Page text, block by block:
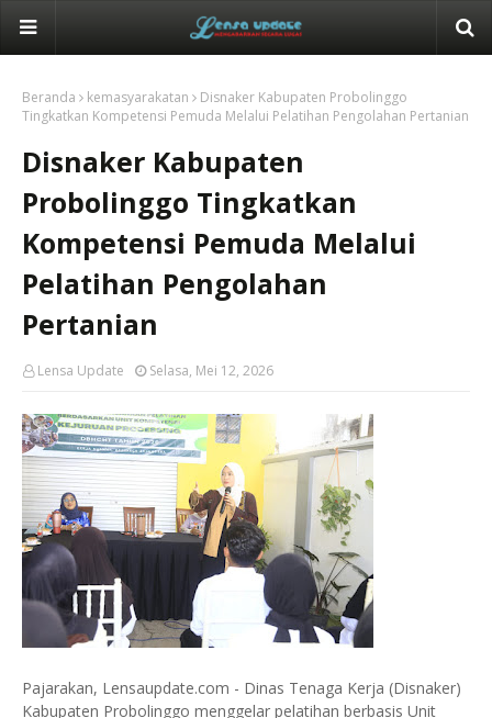
Beranda kemasyarakatan
Disnaker Kabupaten Probolinggo
Tingkatkan Kompetensi Pemuda Melalui Pelatihan Pengolahan Pertanian
Disnaker Kabupaten
Probolinggo Tingkatkan
Kompetensi Pemuda Melalui
Pelatihan Pengolahan
Pertanian
Lensa Update Selasa, Mei 12, 2026
Pajarakan, Lensaupdate.com - Dinas Tenaga Kerja (Disnaker)
Kabupaten Probolinggo menggelar pelatihan berbasis Unit